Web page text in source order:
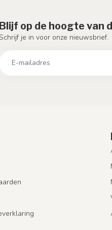
Blijf op de hoogte van
je in voor onze nieuwsbrief.